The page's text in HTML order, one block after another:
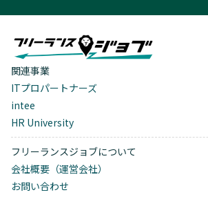
関連事業
ITプロパートナーズ
intee
HR University
フリーランスジョブについて
会社概要（運営会社）
お問い合わせ